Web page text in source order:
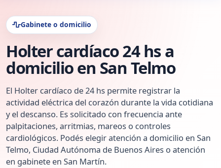
Gabinete o domicilio
Holter cardíaco 24 hs a
domicilio en San Telmo
El Holter cardíaco de 24 hs permite registrar la
actividad eléctrica del corazón durante la vida cotidiana
y el descanso. Es solicitado con frecuencia ante
palpitaciones, arritmias, mareos o controles
cardiológicos. Podés elegir atención a domicilio en San
Telmo, Ciudad Autónoma de Buenos Aires o atención
en gabinete en San Martín.